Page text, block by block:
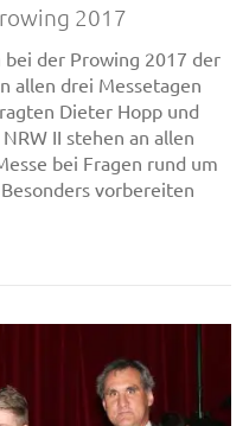
2017
bei der Prowing 2017 der
allen drei Messetagen
Dieter Hopp und
II stehen an allen
bei Fragen rund um
vorbereiten